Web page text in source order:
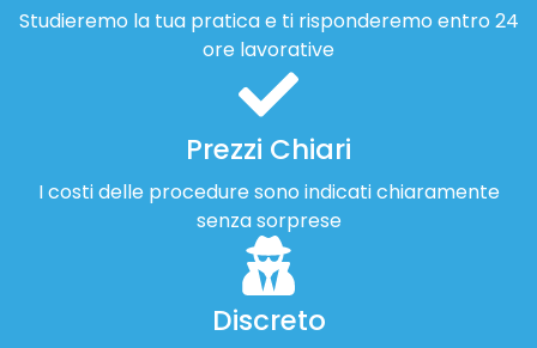
Studieremo la tua pratica e ti risponderemo entro 24
ore lavorative
Prezzi Chiari
I costi delle procedure sono indicati chiaramente
senza sorprese
Discreto